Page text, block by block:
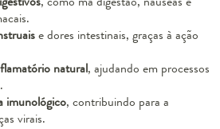
e dores intestinais, graças à ação
natural, ajudando em processos
imunológico, contribuindo para a
virais.